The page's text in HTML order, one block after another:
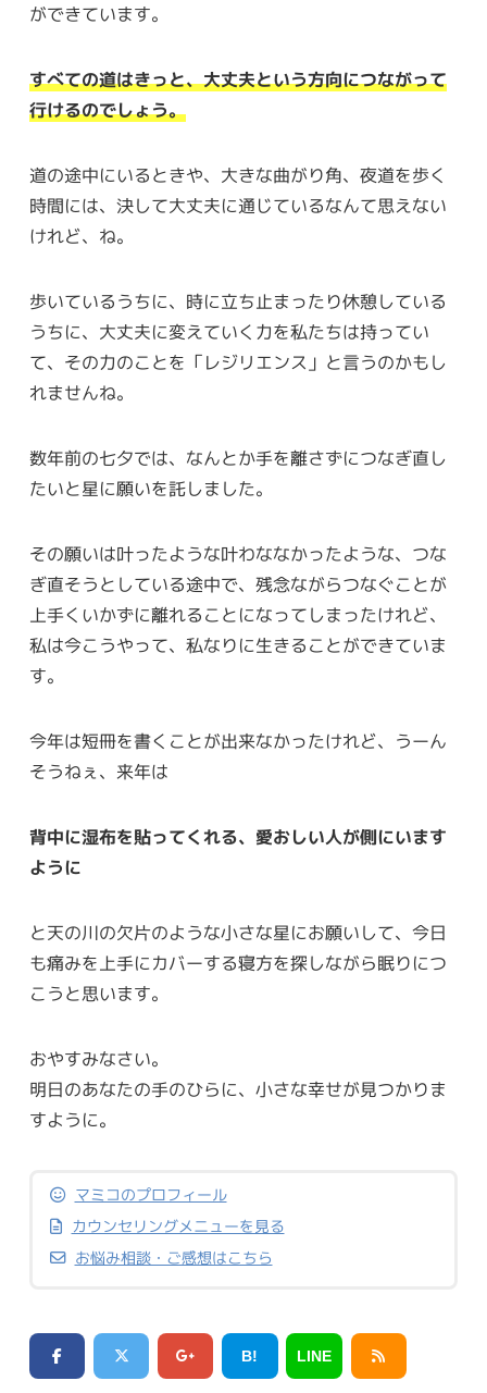
ができています。
すべての道はきっと、大丈夫という方向につながって
行けるのでしょう。
道の途中にいるときや、大きな曲がり角、夜道を歩く
時間には、決して大丈夫に通じているなんて思えない
けれど、ね。
歩いているうちに、時に立ち止まったり休憩している
うちに、大丈夫に変えていく力を私たちは持ってい
て、その力のことを「レジリエンス」と言うのかもし
れませんね。
数年前の七夕では、なんとか手を離さずにつなぎ直し
たいと星に願いを託しました。
その願いは叶ったような叶わななかったような、つな
ぎ直そうとしている途中で、残念ながらつなぐことが
上手くいかずに離れることになってしまったけれど、
私は今こうやって、私なりに生きることができていま
す。
今年は短冊を書くことが出来なかったけれど、うーん
そうねぇ、来年は
背中に湿布を貼ってくれる、愛おしい人が側にいます
ように
と天の川の欠片のような小さな星にお願いして、今日
も痛みを上手にカバーする寝方を探しながら眠りにつ
こうと思います。
おやすみなさい。
明日のあなたの手のひらに、小さな幸せが見つかりま
すように。
マミコのプロフィール
カウンセリングメニューを見る
お悩み相談・ご感想はこちら
B! LINE